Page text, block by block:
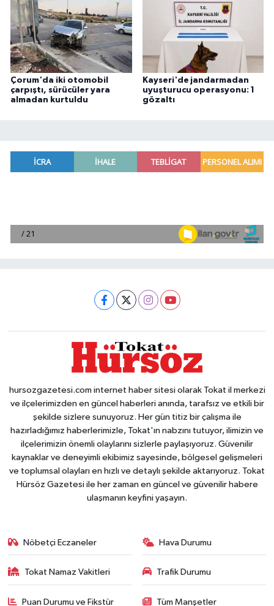
Çorum'da iki otomobil
çarpıştı, sürücüler yara
almadan kurtuldu
Kayseri'de jandarmadan
uyuşturucu operasyonu: 1
gözaltı
hursozgazetesi.com internet haber sitesi olarak Tokat il merkezi
ve ilçelerimizden en güncel haberleri anında, tarafsız ve etkili bir
şekilde sizlere sunuyoruz. Her gün titiz bir çalışma ile
hazırladığımız haberlerimizle, Tokat'ın nabzını tutuyor, ilimizin ve
ilçelerimizin önemli olaylarını sizlerle paylaşıyoruz. Güvenilir
kaynaklar ve deneyimli ekibimiz sayesinde, bölgesel gelişmeleri
ve toplumsal olayları en hızlı ve detaylı şekilde aktarıyoruz. Tokat
Hürsöz Gazetesi ile her zaman en güncel ve güvenilir habere
ulaşmanın keyfini yaşayın.
Nöbetçi Eczaneler Hava Durumu
Tokat Namaz Vakitleri Trafik Durumu
Puan Durumu ve Fikstür Tüm Manşetler